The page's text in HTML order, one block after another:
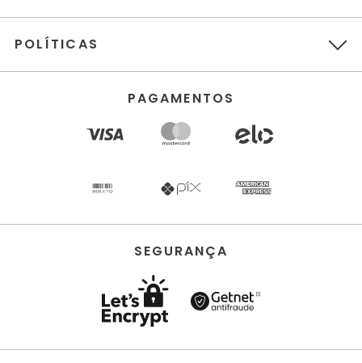
POLÍTICAS
PAGAMENTOS
SEGURANÇA